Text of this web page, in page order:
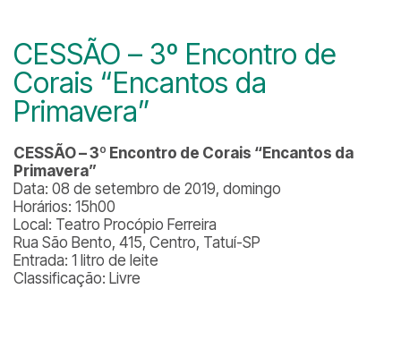
CESSÃO – 3º Encontro de
Corais “Encantos da
Primavera”
CESSÃO – 3º Encontro de Corais “Encantos da
Primavera”
Data: 08 de setembro de 2019, domingo
Horários: 15h00
Local: Teatro Procópio Ferreira
Rua São Bento, 415, Centro, Tatuí-SP
Entrada: 1 litro de leite
Classificação: Livre